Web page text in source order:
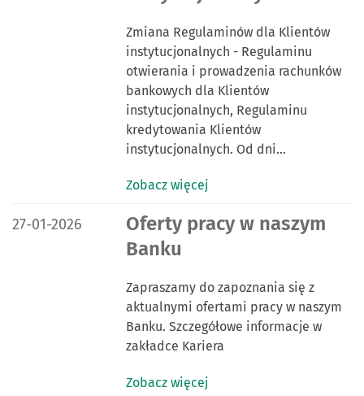
Zmiana Regulaminów dla Klientów
instytucjonalnych - Regulaminu
otwierania i prowadzenia rachunków
bankowych dla Klientów
instytucjonalnych, Regulaminu
kredytowania Klientów
instytucjonalnych. Od dni…
Zobacz więcej
DATA PUBLIKACJI:
27-01-2026
Oferty pracy w naszym
Banku
Zapraszamy do zapoznania się z
aktualnymi ofertami pracy w naszym
Banku. Szczegółowe informacje w
zakładce Kariera
Zobacz więcej